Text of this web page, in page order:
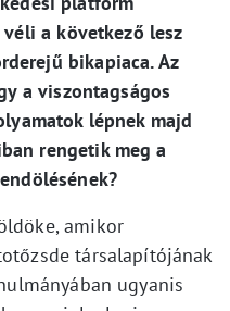
a következő lesz
bikapiaca. Az
a viszontagságos
lépnek majd
rengetik meg a
amikor
társalapítójának
ugyanis